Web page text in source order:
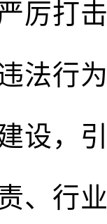
厉打
法行
设，
、行